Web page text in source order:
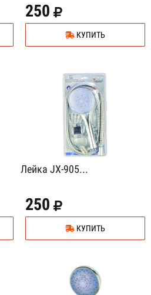
250
КУПИТЬ
Лейка JX-905...
250
КУПИТЬ